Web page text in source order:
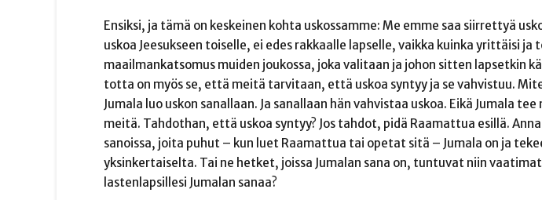
Ensiksi, ja tämä on keskeinen kohta uskossamme: Me emme saa siirrettyä
uskoa Jeesukseen toiselle, ei edes rakkaalle lapselle, vaikka kuinka yrittäisi ja
maailmankatsomus muiden joukossa, joka valitaan ja johon sitten lapsetkin
totta on myös se, että meitä tarvitaan, että uskoa syntyy ja se vahvistuu.
Jumala luo uskon sanallaan. Ja sanallaan hän vahvistaa uskoa. Eikä Jumala
meitä. Tahdothan, että uskoa syntyy? Jos tahdot, pidä Raamattua esillä.
sanoissa, joita puhut – kun luet Raamattua tai opetat sitä – Jumala on ja
yksinkertaiselta. Tai ne hetket, joissa Jumalan sana on, tuntuvat niin
lastenlapsillesi Jumalan sanaa?